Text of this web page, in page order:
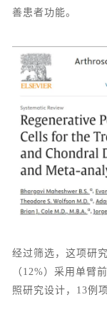
善患者功能。
经过筛选，这项研
（12%）采用单臂
照研究设计，13例